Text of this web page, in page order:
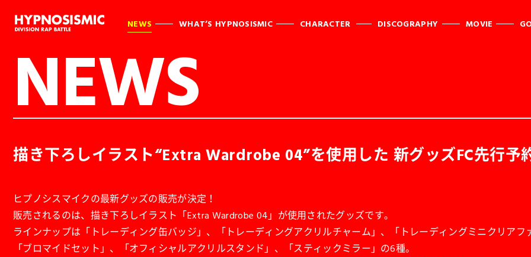
NEWS WHAT’S HYPNOSISMIC CHARACTER DISCOGRAPHY MOVIE
NEWS
描き下ろしイラスト“Extra Wardrobe 04”を使用した 新グッズFC先行予
ヒプノシスマイクの最新グッズの販売が決定！
販売されるのは、描き下ろしイラスト「Extra Wardrobe 04」が使用されたグッズです。
ラインナップは「トレーディング缶バッジ」、「トレーディングアクリルチャーム」、「トレーディングミニクリアフ
「ブロマイドセット」、「オフィシャルアクリルスタンド」、「スティックミラー」の6種。